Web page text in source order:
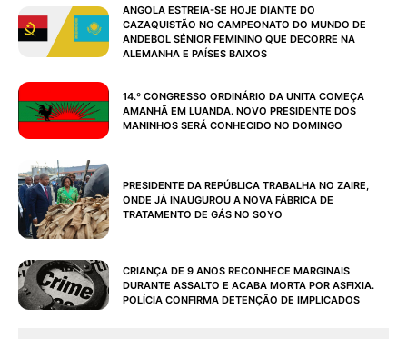
ANGOLA ESTREIA-SE HOJE DIANTE DO
CAZAQUISTÃO NO CAMPEONATO DO MUNDO DE
ANDEBOL SÉNIOR FEMININO QUE DECORRE NA
ALEMANHA E PAÍSES BAIXOS
14.º CONGRESSO ORDINÁRIO DA UNITA COMEÇA
AMANHÃ EM LUANDA. NOVO PRESIDENTE DOS
MANINHOS SERÁ CONHECIDO NO DOMINGO
PRESIDENTE DA REPÚBLICA TRABALHA NO ZAIRE,
ONDE JÁ INAUGUROU A NOVA FÁBRICA DE
TRATAMENTO DE GÁS NO SOYO
CRIANÇA DE 9 ANOS RECONHECE MARGINAIS
DURANTE ASSALTO E ACABA MORTA POR ASFIXIA.
POLÍCIA CONFIRMA DETENÇÃO DE IMPLICADOS